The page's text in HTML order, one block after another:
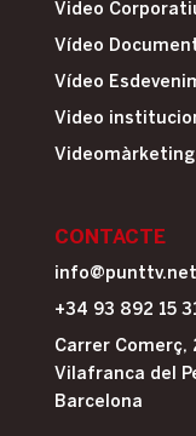
Video
Vídeo
Vídeo
Video
CONTACTE
info@punttv.net
+34 93 892 15
Carrer Comerç,
Vilafranca del
Barcelona